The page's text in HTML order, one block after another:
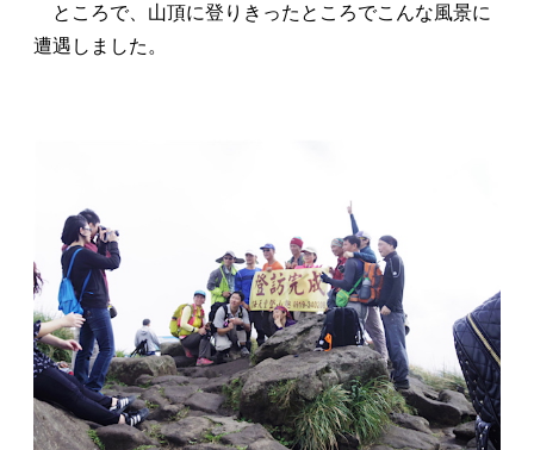
ところで、山頂に登りきったところでこんな風景に
遭遇しました。